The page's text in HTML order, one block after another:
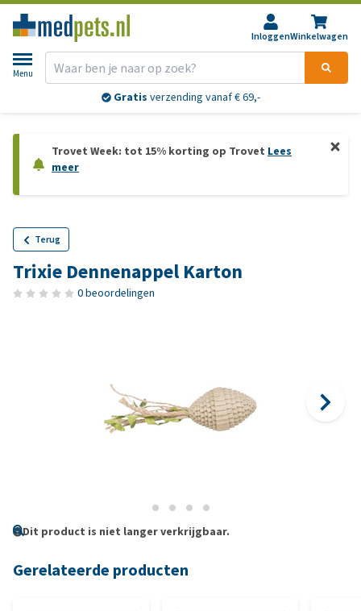
InloggenWinkelwagen
Menu
Gratis verzending vanaf € 69,-
Trovet Week: tot 15% korting op Trovet Lees
meer
Terug
Trixie Dennenappel Karton
0 beoordelingen
Dit product is niet langer verkrijgbaar.
Gerelateerde producten